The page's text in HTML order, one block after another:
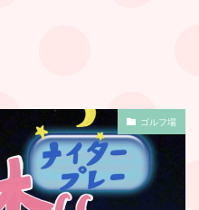
ゴルフ場